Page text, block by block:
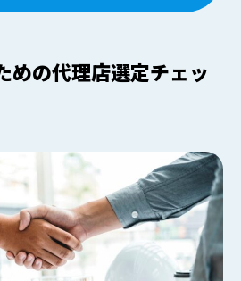
めの代理店選定チェッ